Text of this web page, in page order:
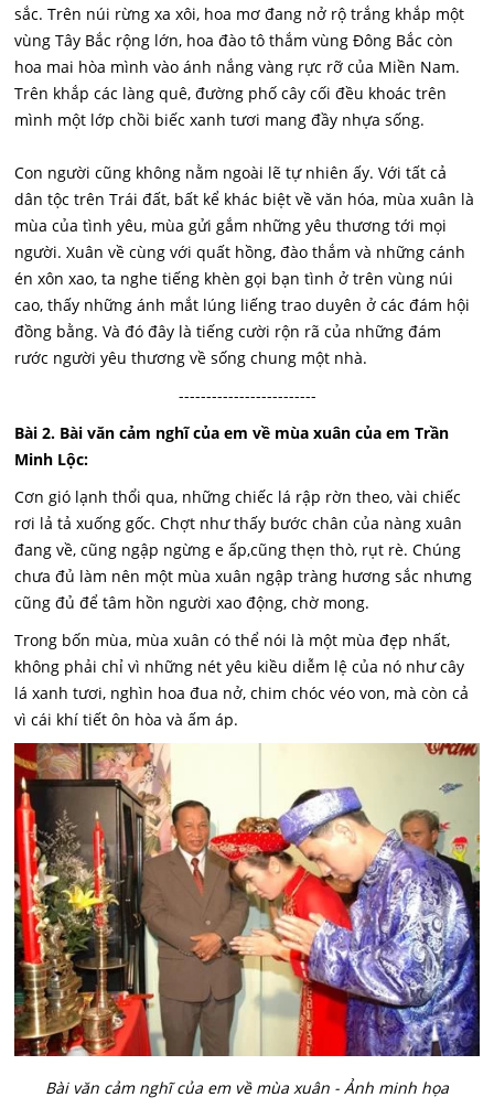
sắc. Trên núi rừng xa xôi, hoa mơ đang nở rộ trắng khắp một
vùng Tây Bắc rộng lớn, hoa đào tô thắm vùng Đông Bắc còn
hoa mai hòa mình vào ánh nắng vàng rực rỡ của Miền Nam.
Trên khắp các làng quê, đường phố cây cối đều khoác trên
mình một lớp chồi biếc xanh tươi mang đầy nhựa sống.
Con người cũng không nằm ngoài lẽ tự nhiên ấy. Với tất cả
dân tộc trên Trái đất, bất kể khác biệt về văn hóa, mùa xuân là
mùa của tình yêu, mùa gửi gắm những yêu thương tới mọi
người. Xuân về cùng với quất hồng, đào thắm và những cánh
én xôn xao, ta nghe tiếng khèn gọi bạn tình ở trên vùng núi
cao, thấy những ánh mắt lúng liếng trao duyên ở các đám hội
đồng bằng. Và đó đây là tiếng cười rộn rã của những đám
rước người yêu thương về sống chung một nhà.
-------------------------
Bài 2. Bài văn cảm nghĩ của em về mùa xuân của em Trần
Minh Lộc:
Cơn gió lạnh thổi qua, những chiếc lá rập rờn theo, vài chiếc
rơi lả tả xuống gốc. Chợt như thấy bước chân của nàng xuân
đang về, cũng ngập ngừng e ấp,cũng thẹn thò, rụt rè. Chúng
chưa đủ làm nên một mùa xuân ngập tràng hương sắc nhưng
cũng đủ để tâm hồn người xao động, chờ mong.
Trong bốn mùa, mùa xuân có thể nói là một mùa đẹp nhất,
không phải chỉ vì những nét yêu kiều diễm lệ của nó như cây
lá xanh tươi, nghìn hoa đua nở, chim chóc véo von, mà còn cả
vì cái khí tiết ôn hòa và ấm áp.
Bài văn cảm nghĩ của em về mùa xuân - Ảnh minh họa